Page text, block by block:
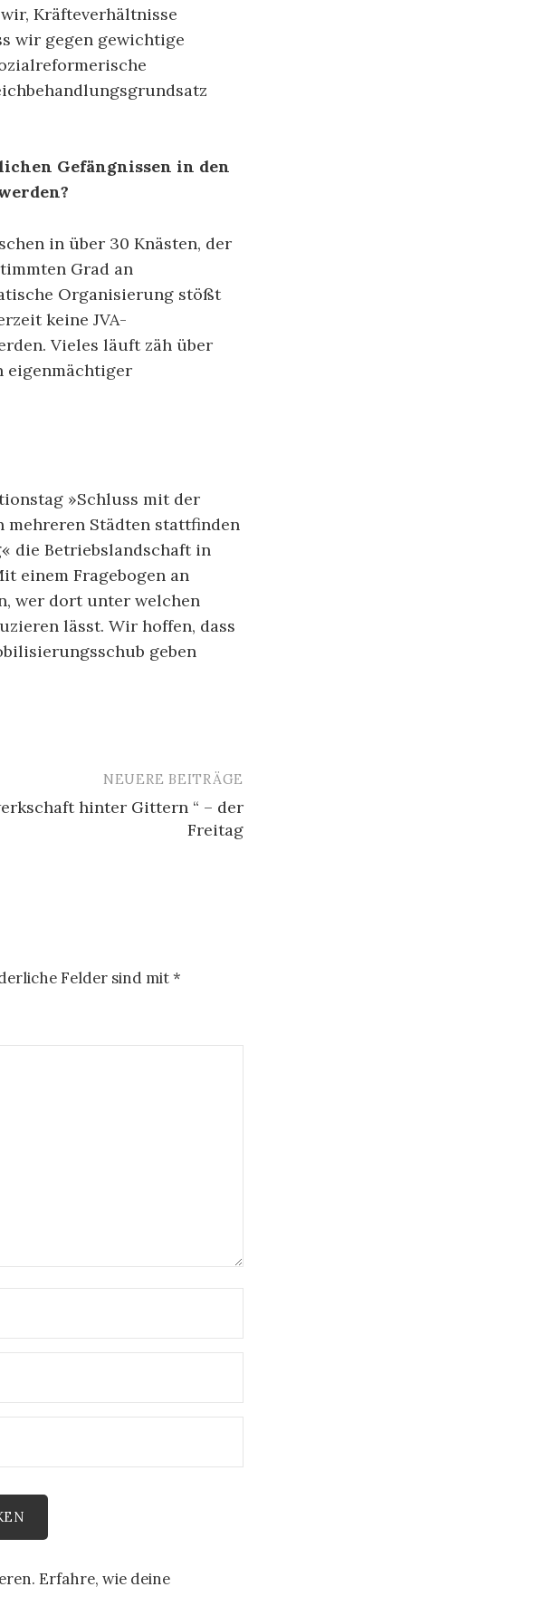
Kräfteverhältnisse
wir gegen gewichtige
Gefängnissen in den
in über 30 Knästen, der
Grad an
Organisierung stößt
keine JVA-
Vieles läuft zäh über
eigenmächtiger
»Schluss mit der
Städten stattfinden
die Betriebslandschaft in
einem Fragebogen an
wer dort unter welchen
lässt. Wir hoffen, dass
geben
NEUERE BEITRÄGE
hinter Gittern “ – der
Freitag
Felder sind mit*
Erfahre, wie deine